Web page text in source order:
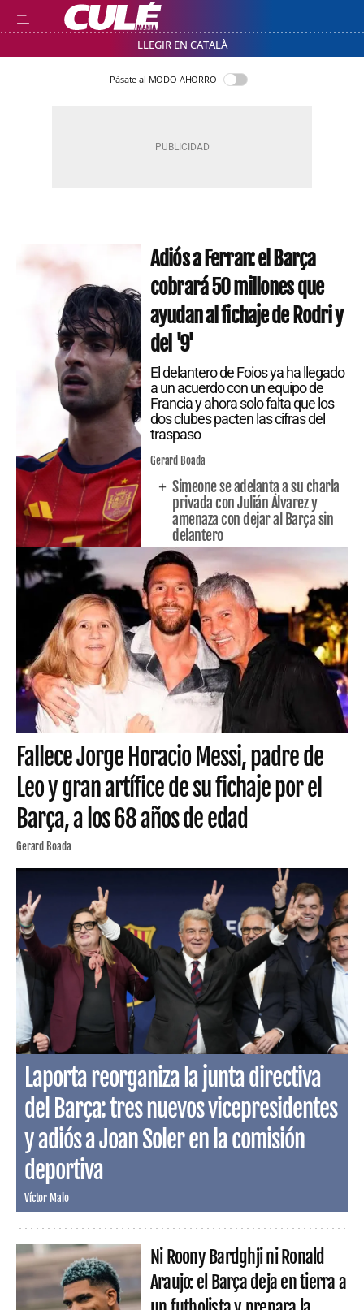
LLEGIR EN CATALÀ
Pásate al MODO AHORRO
Adiós a Ferran: el Barça
cobrará 50 millones que
ayudan al fichaje de Rodri y
del '9'
El delantero de Foios ya ha llegado
a un acuerdo con un equipo de
Francia y ahora solo falta que los
dos clubes pacten las cifras del
traspaso
Gerard Boada
Simeone se adelanta a su charla
privada con Julián Álvarez y
amenaza con dejar al Barça sin
delantero
Fallece Jorge Horacio Messi, padre de
Leo y gran artífice de su fichaje por el
Barça, a los 68 años de edad
Gerard Boada
Laporta reorganiza la junta directiva
del Barça: tres nuevos vicepresidentes
y adiós a Joan Soler en la comisión
deportiva
Víctor Malo
Ni Roony Bardghji ni Ronald
Araujo: el Barça deja en tierra a